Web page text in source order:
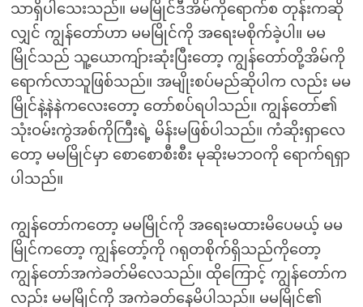
သာရှိပါသေးသည်။ မမမြိုင်ဒီအိမ်ကိုရောက်စ တုန်းကဆို
လျှင် ကျွန်တော်ဟာ မမမြိုင်ကို အရေးမစိုက်ခဲ့ပါ။ မမ
မြိုင်သည် သူ့ယောကျ်ားဆုံးပြီးတော့ ကျွန်တော်တို့အိမ်ကို
ရောက်လာသူဖြစ်သည်။ အမျိုးစပ်မည်ဆိုပါက လည်း မမ
မြိုင်နဲ့နဲနဲကလေးတော့ တော်စပ်ရပါသည်။ ကျွန်တော်၏
သုံးဝမ်းကွဲအစ်ကိုကြီးရဲ့ မိန်းမဖြစ်ပါသည်။ ကံဆိုးရှာလေ
တော့ မမမြိုင်မှာ စောစောစီးစီး မုဆိုးမဘဝကို ရောက်ရရှာ
ပါသည်။
ကျွန်တော်ကတော့ မမမြိုင်ကို အရေးမထားမိပေမယ့် မမ
မြိုင်ကတော့ ကျွန်တော့်ကို ဂရုတစိုက်ရှိသည်ကိုတော့
ကျွန်တော်အကဲခတ်မိလေသည်။ ထိုကြောင့် ကျွန်တော်က
လည်း မမမြိုင်ကို အကဲခတ်နေမိပါသည်။ မမမြိုင်၏